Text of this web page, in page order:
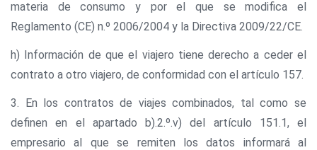
materia de consumo y por el que se modifica el
Reglamento (CE) n.º 2006/2004 y la Directiva 2009/22/CE.
h) Información de que el viajero tiene derecho a ceder el
contrato a otro viajero, de conformidad con el artículo 157.
3. En los contratos de viajes combinados, tal como se
definen en el apartado b).2.º.v) del artículo 151.1, el
empresario al que se remiten los datos informará al